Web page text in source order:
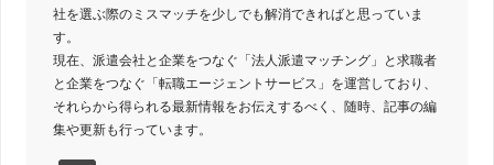
四国
徳島 香川
社を選ぶ際のミスマッチを少しでも解消できればと思っていま
す。
現在、派遣会社と企業をつなぐ「法人派遣マッチング」と求職者
と企業をつなぐ「転職エージェントサービス」を運営しており、
それらから得られる最新情報をお伝えするべく、随時、記事の編
集や更新も行っています。